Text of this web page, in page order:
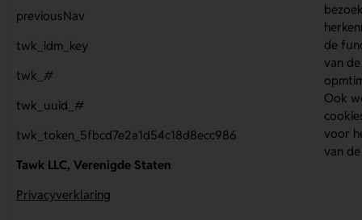
previousNav
twk_idm_key
twk_#
twk_uuid_#
twk_token_5fbcd7e2a1d54c18d8ecc986
Tawk LLC, Verenigde Staten
Privacyverklaring
de
van
Ook
voor
van